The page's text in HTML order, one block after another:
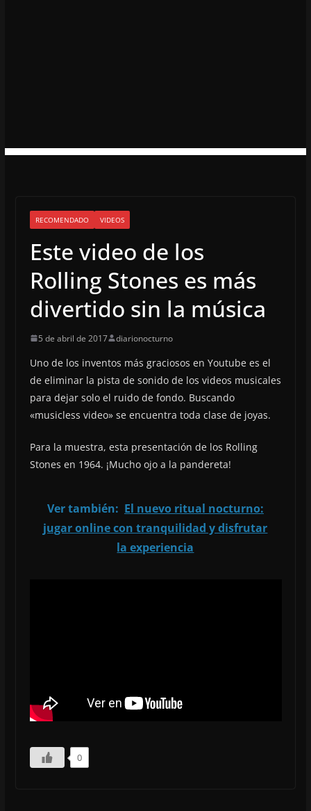
RECOMENDADO VIDEOS
Este video de los
Rolling Stones es más
divertido sin la música
5 de abril de 2017 diarionocturno
Uno de los inventos más graciosos en Youtube es el
de eliminar la pista de sonido de los videos musicales
para dejar solo el ruido de fondo. Buscando
«musicless video» se encuentra toda clase de joyas.
Para la muestra, esta presentación de los Rolling
Stones en 1964. ¡Mucho ojo a la pandereta!
Ver también: El nuevo ritual nocturno:
jugar online con tranquilidad y disfrutar
la experiencia
0